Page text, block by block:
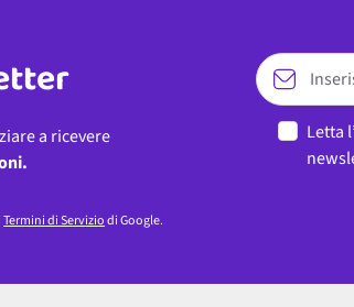
a ricevere
Letta l’
Termini di Serviziodi Google.